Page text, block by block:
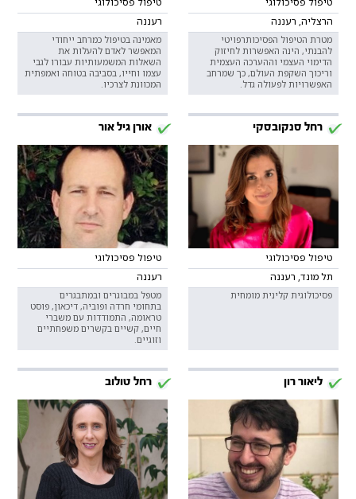
הרצליה, רעננה
מטרת הטיפול הפסיכותרפויטי
להבנתי, הינה האפשרות לחיזוק
הדימוי העצמי וההערכה העצמית
וריכוך השקפת העולם, כך שמרחב
האפשרויות לפעולה גדל.
רעננה
מאמינה בטיפול כמרחב ייחודי
המאפשר לאדם להעלות את
השאלות המשמעותיות עבורו לגבי
עצמו וחייו, בסביבה בטוחה ואמפתית
המכוונת לצרכיו.
רחל סנקובסקי
טיפול פסיכולוגי
תל מונד, רעננה
פסיכולוגית קלינית מומחית
אורן גיל אור
טיפול פסיכולוגי
רעננה
מטפל במבוגרים ובמתבגרים
בתחומי חרדה ופוביה, דיכאון, פוסט
טראומה, התמודדות עם משברי
חיים, קשיים בקשרים משפחתיים
וזוגיים.
ליאור רון רחל טולוב